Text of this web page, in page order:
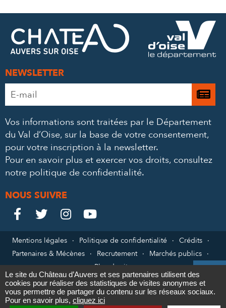
Contact
FACEBOOK
MAIL
NEWSLETTER
Adresse
e-
*
Je
à
Vos informations sont traitées par le Département
du Val d’Oise, sur la base de votre consentement,
pour votre inscription à la newsletter.
Pour en savoir plus et exercer vos droits, consultez
notre politique de confidentialité.
NOUS SUIVRE
Le
Château
sur
Facebook

Le
Château
sur
Twitter

Le
Château
sur
Instagram

Le
Château
sur
YouTube

Mentions légales Politique de confidentialité
Crédits
Partenaires & Mécènes
Recrutement
Marchés publics
Plan du site
Le site du Château d’Auvers et ses partenaires utilisent des
cookies pour réaliser des statistiques de visites anonymes et
vous permettre de partager du contenu sur les réseaux sociaux.
Pour en savoir plus, cliquez ici